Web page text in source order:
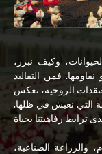
وكيف نبرر،
فمن التقاليد
الروحية، تعكس
التي نعيش في ظلها.
رفاهيتنا بحياة
والزراعة الصناعية،